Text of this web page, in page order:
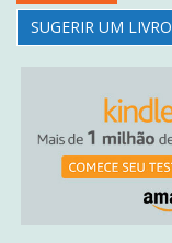
SUGERIR UM LIVRO